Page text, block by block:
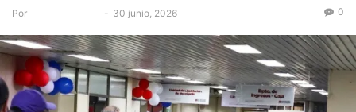
Por - 30 junio, 2026 0